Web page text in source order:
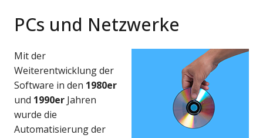
PCs und Netzwerke
Mit der
Weiterentwicklung der
Software in den 1980er
und 1990er Jahren
wurde die
Automatisierung der